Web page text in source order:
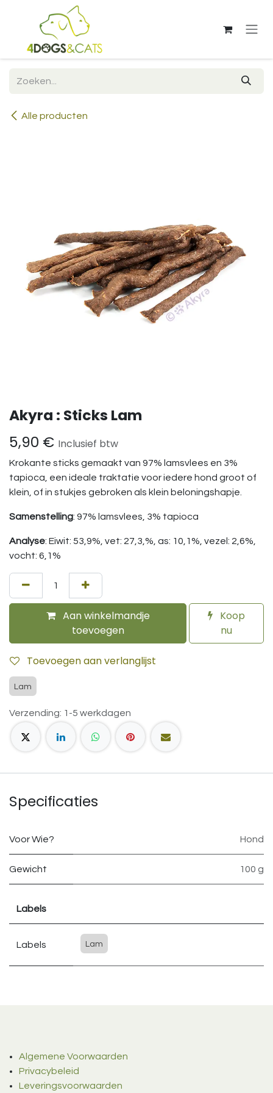
Overslaan naar inhoud
Alle producten
Akyra : Sticks Lam
5,90 € Inclusief btw
Krokante sticks gemaakt van 97% lamsvlees en 3%
tapioca, een ideale traktatie voor iedere hond groot of
klein, of in stukjes gebroken als klein beloningshapje.
Samenstelling: 97% lamsvlees, 3% tapioca
Analyse: Eiwit: 53,9%, vet: 27,3,%, as: 10,1%, vezel: 2,6%,
vocht: 6,1%
Aan winkelmandje
toevoegen
Koop
nu
Toevoegen aan verlanglijst
Lam
Verzending: 1-5 werkdagen
Specificaties
Voor Wie? Hond
Gewicht 100 g
Labels
Labels Lam
Algemene Voorwaarden
Privacybeleid
Leveringsvoorwaarden